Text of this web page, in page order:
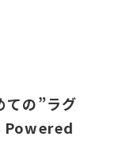
の”ラグ
Powered